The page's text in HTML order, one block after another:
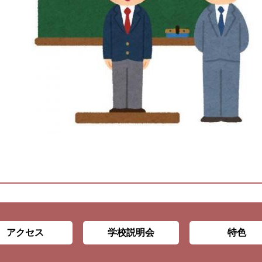
アクセス 学校説明会 特色